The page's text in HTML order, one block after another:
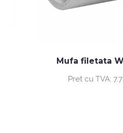
Mufa filetata
Pret cu TVA: